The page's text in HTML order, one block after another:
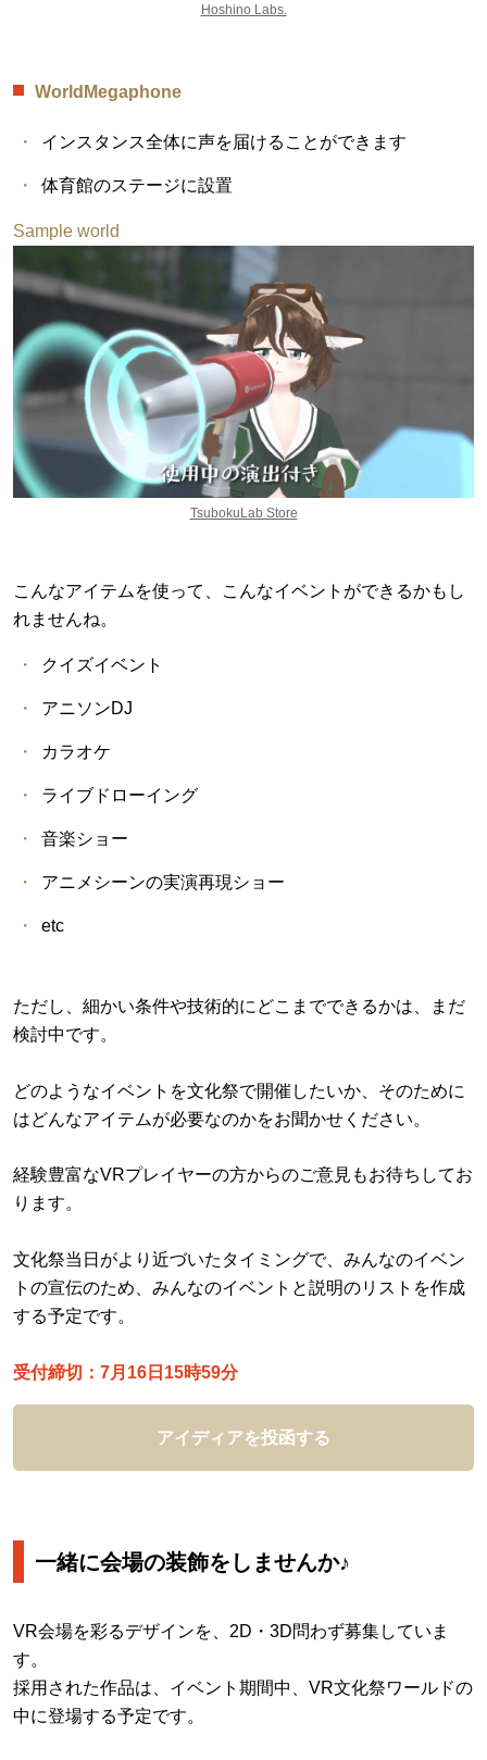
Hoshino Labs.
WorldMegaphone
インスタンス全体に声を届けることができます
体育館のステージに設置
Sample world
TsubokuLab Store
こんなアイテムを使って、こんなイベントができるかもし
れませんね。
クイズイベント
アニソンDJ
カラオケ
ライブドローイング
音楽ショー
アニメシーンの実演再現ショー
etc
ただし、細かい条件や技術的にどこまでできるかは、まだ
検討中です。
どのようなイベントを文化祭で開催したいか、そのために
はどんなアイテムが必要なのかをお聞かせください。
経験豊富なVRプレイヤーの方からのご意見もお待ちしてお
ります。
文化祭当日がより近づいたタイミングで、みんなのイベン
トの宣伝のため、みんなのイベントと説明のリストを作成
する予定です。
受付締切：7月16日15時59分
アイディアを投函する
一緒に会場の装飾をしませんか♪
VR会場を彩るデザインを、2D・3D問わず募集していま
す。
採用された作品は、イベント期間中、VR文化祭ワールドの
中に登場する予定です。